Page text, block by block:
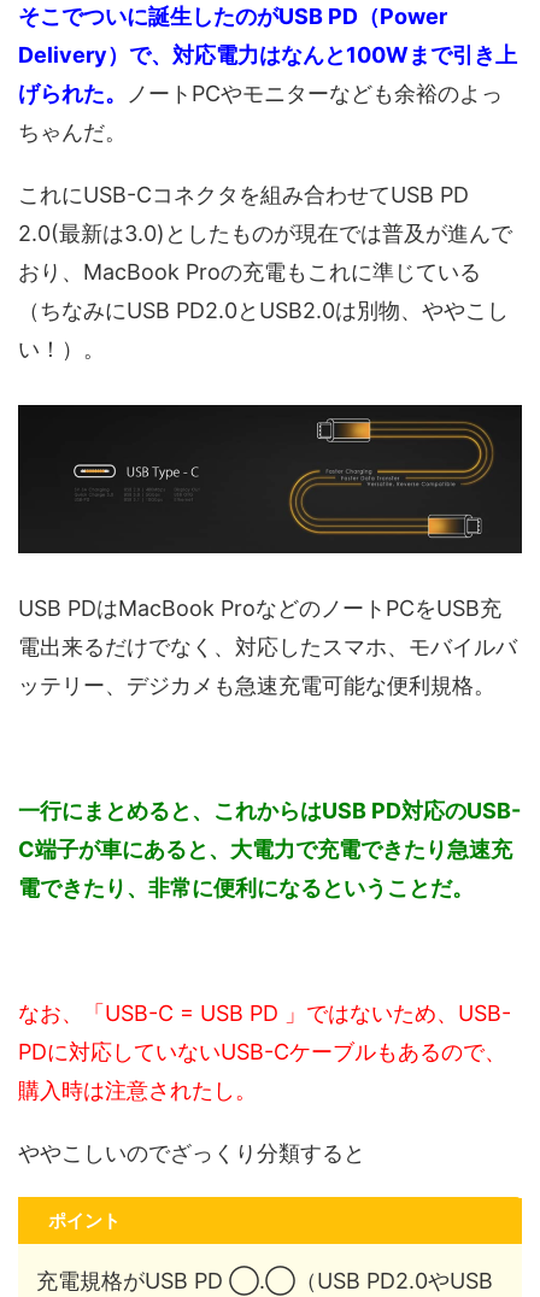
そこでついに誕生したのがUSB PD（Power
Delivery）で、対応電力はなんと100Wまで引き上
げられた。
ノートPCやモニターなども余裕のよっ
ちゃんだ。
これにUSB-Cコネクタを組み合わせてUSB PD
2.0(最新は3.0)としたものが現在では普及が進んで
おり、MacBook Proの充電もこれに準じている
（ちなみにUSB PD2.0とUSB2.0は別物、ややこし
い！）。
USB PDはMacBook ProなどのノートPCをUSB充
電出来るだけでなく、対応したスマホ、モバイルバ
ッテリー、デジカメも急速充電可能な便利規格。
一行にまとめると、これからはUSB PD対応のUSB-
C端子が車にあると、大電力で充電できたり急速充
電できたり、非常に便利になるということだ。
なお、「USB-C = USB PD 」ではないため、USB-
PDに対応していないUSB-Cケーブルもあるので、
購入時は注意されたし。
ややこしいのでざっくり分類すると
ポイント
充電規格がUSB PD ◯.◯（USB PD2.0やUSB